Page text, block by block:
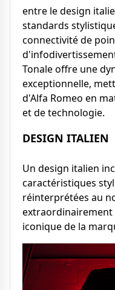
entre le design
standards
connectivité de
Tonale offre une
exceptionnelle,
d'Alfa Romeo en
et de technologie.
DESIGN ITALIEN
Un design italien
caractéristiques
réinterprétées au
extraordinairement
iconique de la